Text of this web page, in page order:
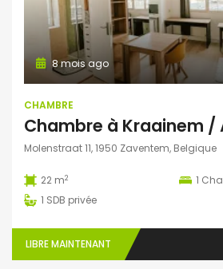
8 mois ago
CHAMBRE
Chambre à Kraainem /
Molenstraat 11, 1950 Zaventem, Belgique
22 m2 1
1 SDB privée
LIBRE MAINTENANT